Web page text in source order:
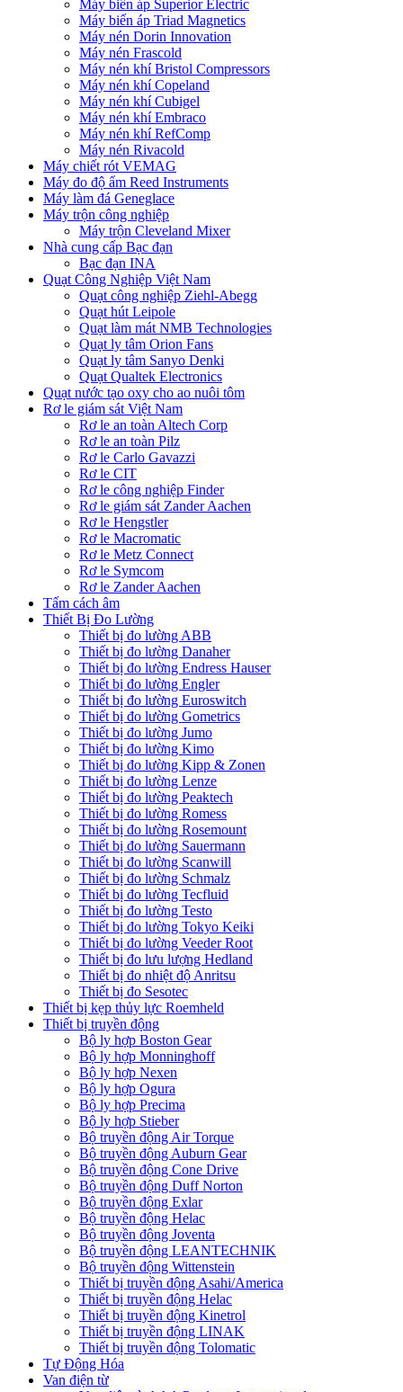
Máy biến áp Superior Electric
Máy biến áp Triad Magnetics
Máy nén Dorin Innovation
Máy nén Frascold
Máy nén khí Bristol Compressors
Máy nén khí Copeland
Máy nén khí Cubigel
Máy nén khí Embraco
Máy nén khí RefComp
Máy nén Rivacold
Máy chiết rót VEMAG
Máy đo độ ẩm Reed Instruments
Máy làm đá Geneglace
Máy trộn công nghiệp
Máy trộn Cleveland Mixer
Nhà cung cấp Bạc đạn
Bạc đạn INA
Quạt Công Nghiệp Việt Nam
Quạt công nghiệp Ziehl-Abegg
Quạt hút Leipole
Quạt làm mát NMB Technologies
Quạt ly tâm Orion Fans
Quạt ly tâm Sanyo Denki
Quạt Qualtek Electronics
Quạt nước tạo oxy cho ao nuôi tôm
Rơ le giám sát Việt Nam
Rơ le an toàn Altech Corp
Rơ le an toàn Pilz
Rơ le Carlo Gavazzi
Rơ le CIT
Rơ le công nghiệp Finder
Rơ le giám sát Zander Aachen
Rơ le Hengstler
Rơ le Macromatic
Rơ le Metz Connect
Rơ le Symcom
Rơ le Zander Aachen
Tấm cách âm
Thiết Bị Đo Lường
Thiết bị đo lường ABB
Thiết bị đo lường Danaher
Thiết bị đo lường Endress Hauser
Thiết bị đo lường Engler
Thiết bị đo lường Euroswitch
Thiết bị đo lường Gometrics
Thiết bị đo lường Jumo
Thiết bị đo lường Kimo
Thiết bị đo lường Kipp & Zonen
Thiết bị đo lường Lenze
Thiết bị đo lường Peaktech
Thiết bị đo lường Romess
Thiết bị đo lường Rosemount
Thiết bị đo lường Sauermann
Thiết bị đo lường Scanwill
Thiết bị đo lường Schmalz
Thiết bị đo lường Tecfluid
Thiết bị đo lường Testo
Thiết bị đo lường Tokyo Keiki
Thiết bị đo lường Veeder Root
Thiết bị đo lưu lượng Hedland
Thiết bị đo nhiệt độ Anritsu
Thiết bị đo Sesotec
Thiết bị kẹp thủy lực Roemheld
Thiết bị truyền động
Bộ ly hợp Boston Gear
Bộ ly hợp Monninghoff
Bộ ly hợp Nexen
Bộ ly hợp Ogura
Bộ ly hợp Precima
Bộ ly hợp Stieber
Bộ truyền động Air Torque
Bộ truyền động Auburn Gear
Bộ truyền động Cone Drive
Bộ truyền động Duff Norton
Bộ truyền động Exlar
Bộ truyền động Helac
Bộ truyền động Joventa
Bộ truyền động LEANTECHNIK
Bộ truyền động Wittenstein
Thiết bị truyền động Asahi/America
Thiết bị truyền động Helac
Thiết bị truyền động Kinetrol
Thiết bị truyền động LINAK
Thiết bị truyền động Tolomatic
Tự Động Hóa
Van điện từ